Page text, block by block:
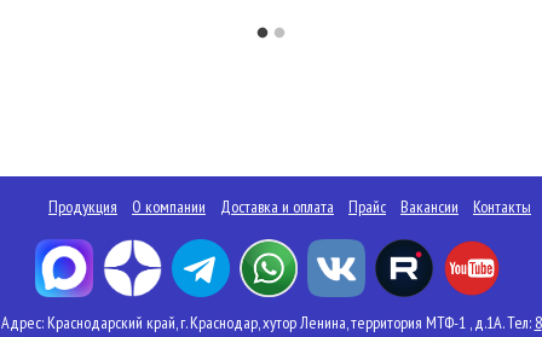
Продукция О компании Доставка и оплата Прайс Вакансии Контакты
Адрес: Краснодарский край, г. Краснодар, хутор Ленина, территория МТФ-1 , д.1А. Тел: 8